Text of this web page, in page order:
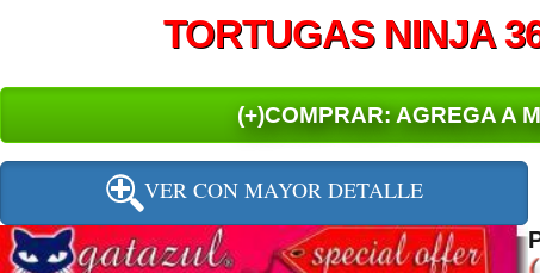
TORTUGAS NINJA
(+)COMPRAR: AGREGA A
VER CON MAYOR DETALLE